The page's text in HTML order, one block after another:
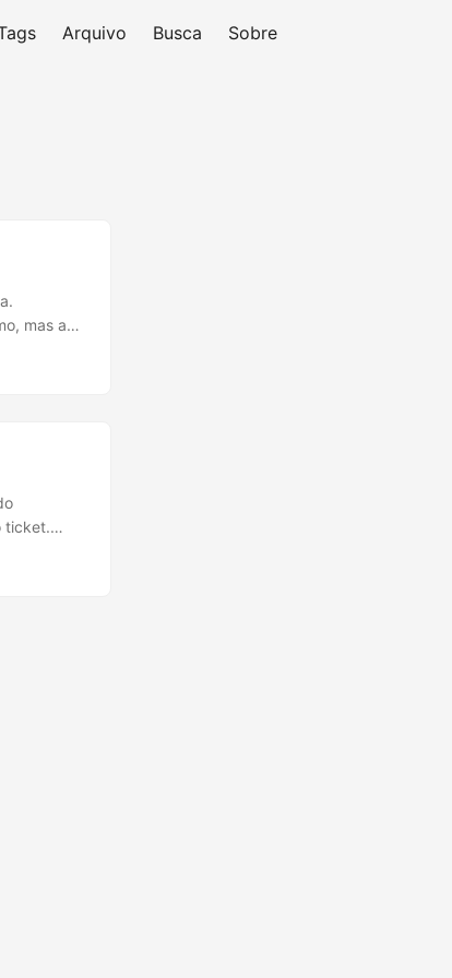
Arquivo Busca Sobre
mas a
montar
ticket.
É